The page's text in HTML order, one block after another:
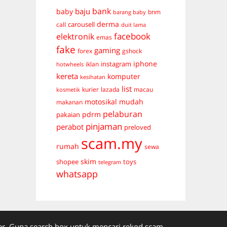
baby baju bank barang baby bnm
call carousell derma duit lama
elektronik emas facebook
fake forex gaming gshock
hotwheels iklan instagram iphone
kereta kesihatan komputer
kosmetik kurier lazada list macau
makanan motosikal mudah
pakaian pdrm pelaburan
perabot pinjaman preloved
rumah scam.my sewa
shopee skim telegram toys
whatsapp